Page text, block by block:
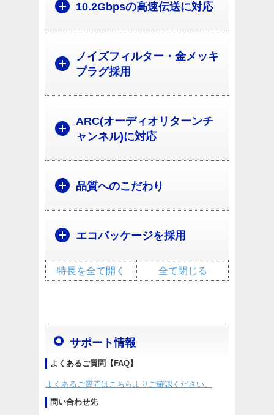
10.2Gbpsの高速伝送に対応
ノイズフィルター・金メッキ
プラグ採用
ARC(オーディオリターンチ
ャンネル)に対応
品質へのこだわり
エコパッケージを採用
全て閉じる
特長を全て開く
サポート情報
よくあるご質問【FAQ】
よくあるご質問はこちらよりご確認ください。
問い合わせ先